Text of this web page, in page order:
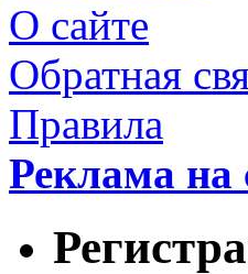
О сайте
Обратная
Правила
Реклама на